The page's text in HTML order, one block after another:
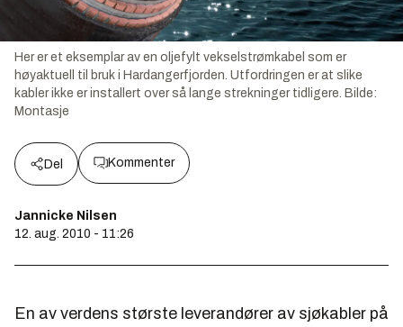
Her er et eksemplar av en oljefylt vekselstrømkabel som er
høyaktuell til bruk i Hardangerfjorden. Utfordringen er at slike
kabler ikke er installert over så lange strekninger tidligere. Bilde:
Montasje
Del Kommenter
Jannicke Nilsen
12. aug. 2010 - 11:26
En av verdens største leverandører av sjøkabler på